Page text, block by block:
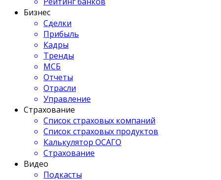
Бизнес
Сделки
Прибыль
Кадры
Тренды
МСБ
Отчеты
Отрасли
Управление
Страхование
Список страховых компаний
Список страховых продуктов
Калькулятор ОСАГО
Страхование
Видео
Подкасты